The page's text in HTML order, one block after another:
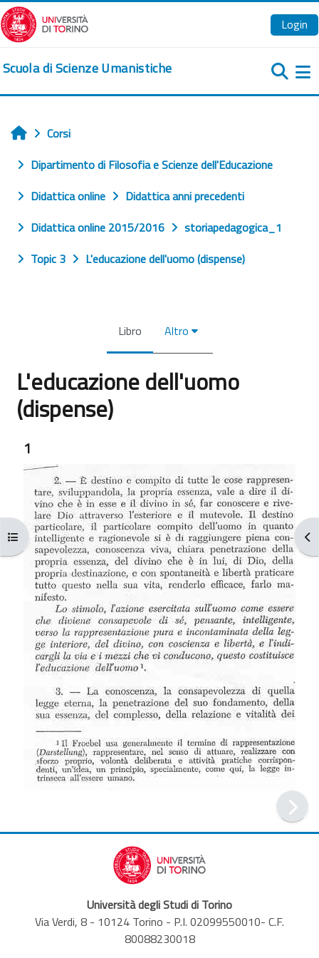
Vai al contenuto principale
Login
Scuola di Scienze Umanistiche
Apri indice del corso
Home
Corsi
Dipartimento di Filosofia e Scienze dell'Educazione
Didattica online
Didattica anni precedenti
Didattica online 2015/2016
storiapedagogica_1
Topic 3
L'educazione dell'uomo (dispense)
Libro Altro
L'educazione dell'uomo
(dispense)
1
Università degli Studi di Torino
Via Verdi, 8 - 10124 Torino - P.I. 02099550010- C.F.
80088230018